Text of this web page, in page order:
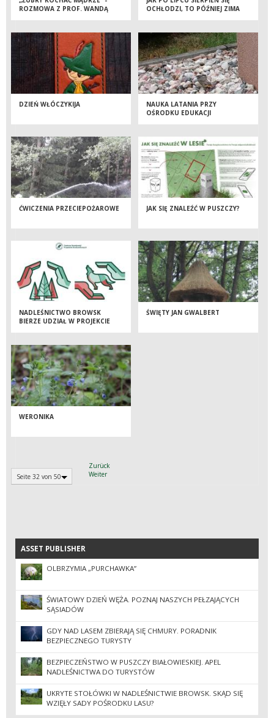
ROZMOWA Z PROF. WANDĄ
OCHŁODZI, TO PÓŹNIEJ ZIMA
DZIEŃ WŁÓCZYKIJA
NAUKA LATANIA PRZY
OŚRODKU EDUKACJI
ĆWICZENIA PRZECIEPOŻAROWE JAK SIĘ ZNALEŹĆ W PUSZCZY?
NADLEŚNICTWO BROWSK
BIERZE UDZIAŁ W PROJEKCIE
ŚWIĘTY JAN GWALBERT
WERONIKA
Seite 32 von 50
Zurück
Weiter
ASSET PUBLISHER
ASSET PUBLISHER
OLBRZYMIA „PURCHAWKA”
ŚWIATOWY DZIEŃ WĘŻA. POZNAJ NASZYCH PEŁZAJĄCYCH
SĄSIADÓW
GDY NAD LASEM ZBIERAJĄ SIĘ CHMURY. PORADNIK
BEZPIECZNEGO TURYSTY
BEZPIECZEŃSTWO W PUSZCZY BIAŁOWIESKIEJ. APEL
NADLEŚNICTWA DO TURYSTÓW
UKRYTE STOŁÓWKI W NADLEŚNICTWIE BROWSK. SKĄD SIĘ
WZIĘŁY SADY POŚRODKU LASU?